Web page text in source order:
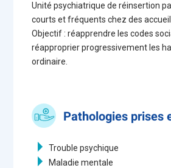
Unité psychiatrique de réinsertion
courts et fréquents chez des
Objectif : réapprendre les codes
réapproprier progressivement les
ordinaire.
Pathologies prises
Trouble psychique
Maladie mentale